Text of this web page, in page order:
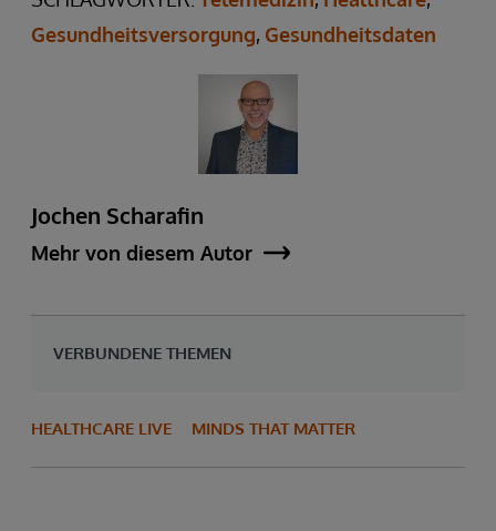
Gesundheitsversorgung, Gesundheitsdaten
Jochen Scharafin
Mehr von diesem Autor
VERBUNDENE THEMEN
HEALTHCARE LIVE MINDS THAT MATTER